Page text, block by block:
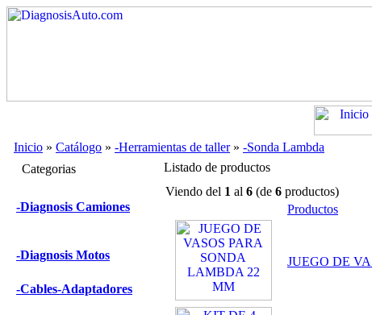
Inicio » Catálogo » -Herramientas de taller» -Sonda Lambda
Categorias
-Diagnosis Camiones
-Diagnosis Motos
-Cables-Adaptadores
Listado de productos
Viendo del 1 al 6 (de 6 productos)
Productos
JUEGO DE